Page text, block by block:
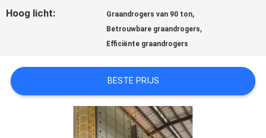
OM EEN
CITAAT
Hoog licht: Graandrogers van 90 ton,
Betrouwbare graandrogers,
Efficiënte graandrogers
BESTE PRIJS